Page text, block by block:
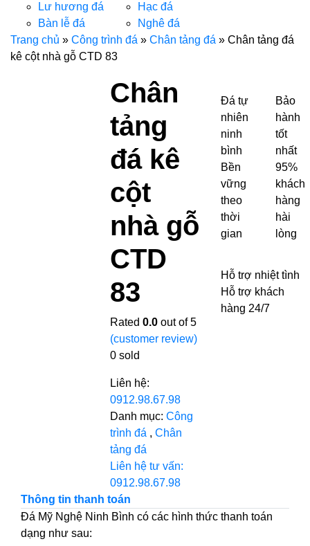
Lư hương đá
Bàn lễ đá
Hạc đá
Nghê đá
Trang chủ » Công trình đá » Chân tảng đá » Chân tảng đá
kê cột nhà gỗ CTD 83
Chân
tảng
đá kê
cột
nhà gỗ
CTD
83
Rated0.0 out of 5
(customer review)
0 sold
Liên hệ:
0912.98.67.98
Danh mục:Công
trình đá ,Chân
tảng đá
Liên hệ tư vấn:
0912.98.67.98
Đá tự
nhiên
ninh
bình
Bền
vững
theo
thời
gian
Bảo
hành
tốt
nhất
95%
khách
hàng
hài
lòng
Hỗ trợ nhiệt tình
Hỗ trợ khách
hàng 24/7
Thông tin thanh toán
Đá Mỹ Nghệ Ninh Bình có các hình thức thanh toán
dạng như sau: